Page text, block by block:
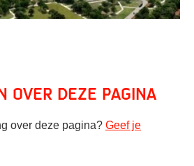
over deze pagina
over deze pagina? Geef je